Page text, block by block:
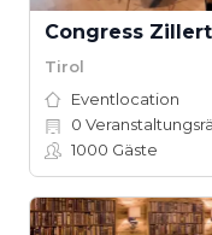
Congress
Tirol
Eventlocation
0
1000 Gäste